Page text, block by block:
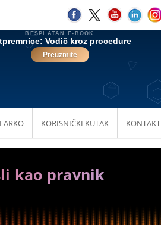
KORISNIČKI KUTAK KONTAKT
kao pravnik